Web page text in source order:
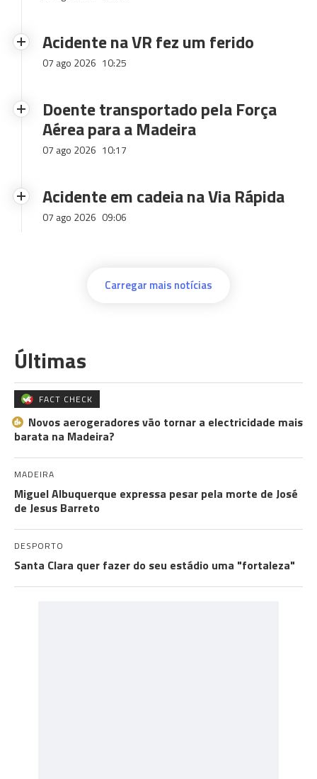
Acidente na VR fez um ferido
07 ago 2026 10:25
Doente transportado pela Força
Aérea para a Madeira
07 ago 2026 10:17
Acidente em cadeia na Via Rápida
07 ago 2026 09:06
Carregar mais notícias
Últimas
FACT CHECK
Novos aerogeradores vão tornar a electricidade mais
barata na Madeira?
MADEIRA
Miguel Albuquerque expressa pesar pela morte de José
de Jesus Barreto
DESPORTO
Santa Clara quer fazer do seu estádio uma "fortaleza"